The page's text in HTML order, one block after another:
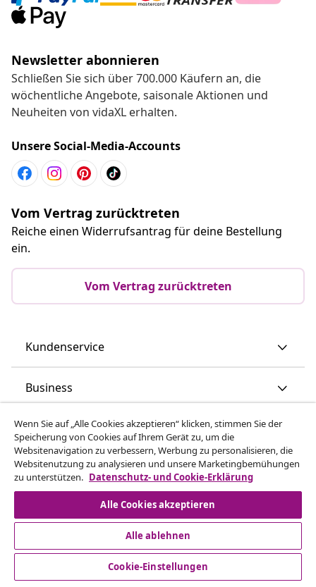
Newsletter abonnieren
Schließen Sie sich über 700.000 Käufern an, die
wöchentliche Angebote, saisonale Aktionen und
Neuheiten von vidaXL erhalten.
Unsere Social-Media-Accounts
Vom Vertrag zurücktreten
Reiche einen Widerrufsantrag für deine Bestellung
ein.
Vom Vertrag zurücktreten
Kundenservice
Business
vidaXL
Mehr entdecken
© 2008-2026 vidaXL www.vidaxl.de ist eine Webseite von
Wenn Sie auf „Alle Cookies akzeptieren“ klicken, stimmen Sie der
Speicherung von Cookies auf Ihrem Gerät zu, um die
Websitenavigation zu verbessern, Werbung zu personalisieren, die
Websitenutzung zu analysieren und unsere Marketingbemühungen
zu unterstützen. Datenschutz- und Cookie-Erklärung
Alle Cookies akzeptieren
Alle ablehnen
Cookie-Einstellungen